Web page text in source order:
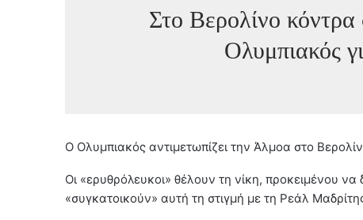
Στο Βερολίνο
Ολυμπιακός
Ο Ολυμπιακός αντιμετωπίζει την Άλμοα στο
Οι «ερυθρόλευκοι» θέλουν τη νίκη, προκειμένου
«συγκατοικούν» αυτή τη στιγμή με τη Ρεάλ